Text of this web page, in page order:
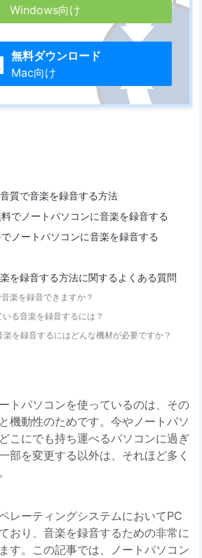
Windows向け
無料ダウンロード
Mac向け
質で音楽を録音する方法
でノートパソコンに音楽を録音する
ノートパソコンに音楽を録音する
を録音する方法に関するよくある質問
楽を録音できますか？
る音楽を録音するには？
を録音するにはどんな機材が必要ですか？
トパソコンを使っているのは、その
機動性のためです。今やノートパソ
こにでも持ち運べるパソコンに過ぎ
部を変更する以外は、それほど多く
レーティングシステムにおいてPC
おり、音楽を録音するための非常に
す。この記事では、ノートパソコン